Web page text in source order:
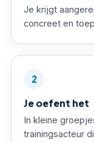
Je krijgt
concreet en
2
Je oefent het
In kleine
trainingsacteur